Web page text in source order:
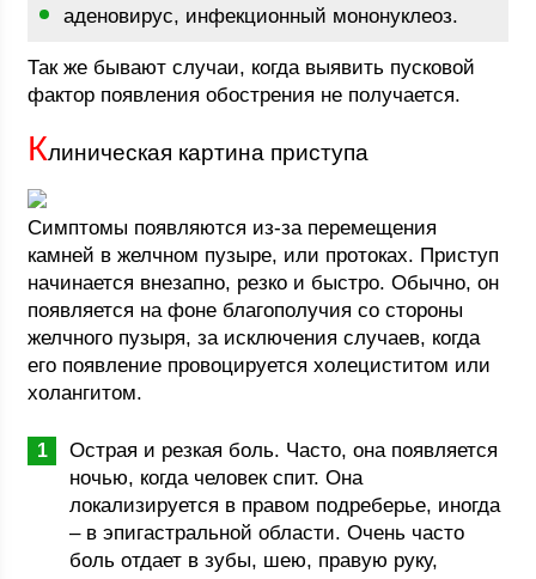
аденовирус, инфекционный мононуклеоз.
Так же бывают случаи, когда выявить пусковой
фактор появления обострения не получается.
Клиническая картина приступа
Симптомы появляются из-за перемещения
камней в желчном пузыре, или протоках. Приступ
начинается внезапно, резко и быстро. Обычно, он
появляется на фоне благополучия со стороны
желчного пузыря, за исключения случаев, когда
его появление провоцируется холециститом или
холангитом.
Острая и резкая боль. Часто, она появляется
ночью, когда человек спит. Она
локализируется в правом подреберье, иногда
– в эпигастральной области. Очень часто
боль отдает в зубы, шею, правую руку,